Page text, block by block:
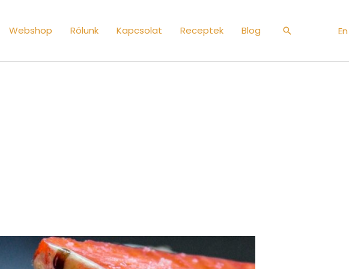
Webshop Rólunk Kapcsolat Receptek Blog Search En